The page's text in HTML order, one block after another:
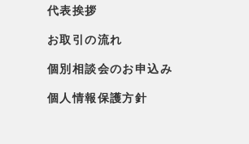
代表挨拶
お取引の流れ
個別相談会のお申込み
個人情報保護方針